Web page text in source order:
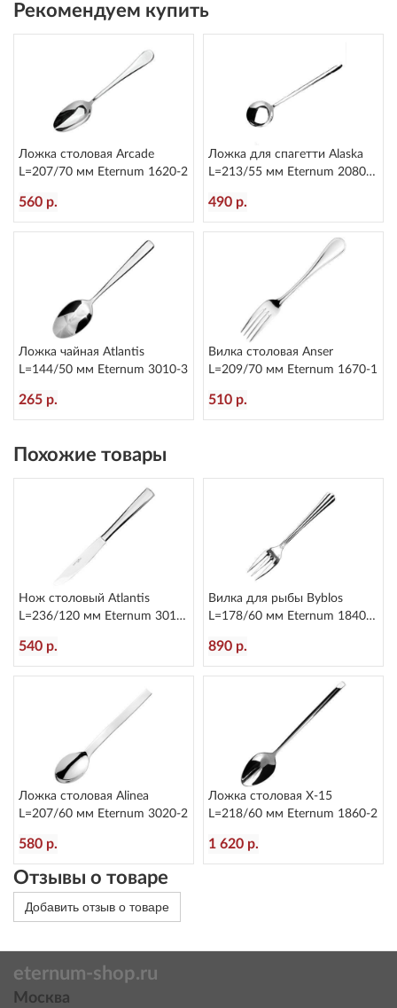
Рекомендуем купить
Ложка столовая Arcade
L=207/70 мм Eternum 1620-2
560 р.
Ложка для спагетти Alaska
L=213/55 мм Eternum 2080-
490 р.
Ложка чайная Atlantis
L=144/50 мм Eternum 3010-3
265 р.
Вилка столовая Anser
L=209/70 мм Eternum 1670-1
510 р.
Похожие товары
Нож столовый Atlantis
L=236/120 мм Eternum 3010-
540 р.
Вилка для рыбы Byblos
L=178/60 мм Eternum 1840-
890 р.
Ложка столовая Alinea
L=207/60 мм Eternum 3020-2
580 р.
Ложка столовая X-15
L=218/60 мм Eternum 1860-2
1 620 р.
Отзывы о товаре
Добавить отзыв о товаре
eternum-shop.ru
Москва